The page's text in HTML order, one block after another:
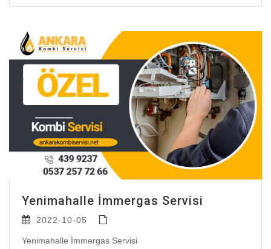
Yenimahalle İmmergas Servisi
2022-10-05
Yenimahalle İmmergas Servisi